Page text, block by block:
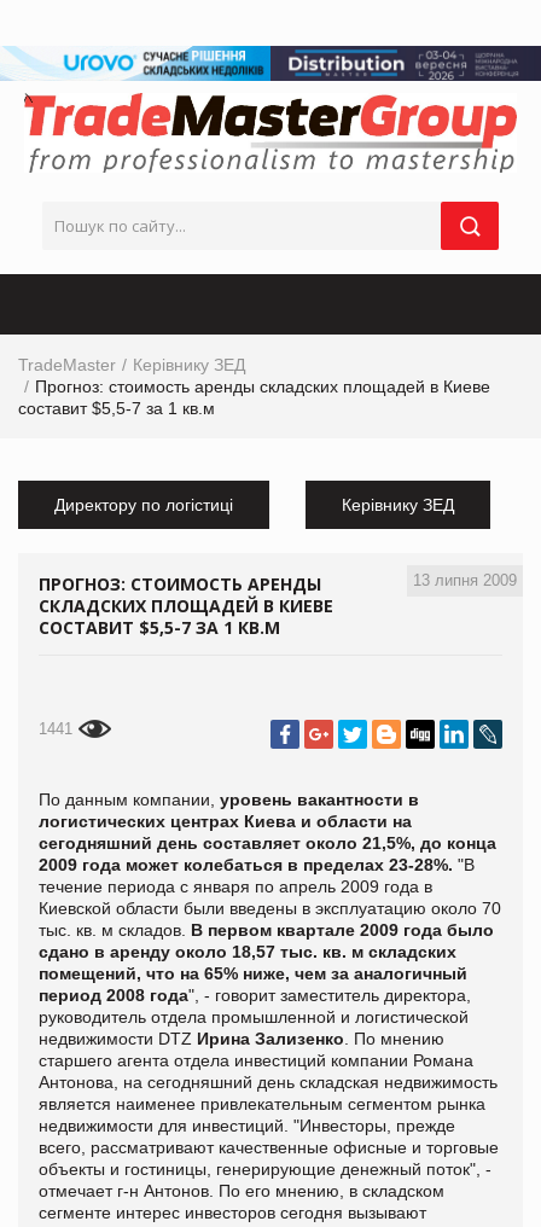
TradeMaster
Керівнику ЗЕД
Прогноз: стоимость аренды складских площадей в Киеве
составит $5,5-7 за 1 кв.м
Директору по логістиці Керівнику ЗЕД
13 липня 2009
ПРОГНОЗ: СТОИМОСТЬ АРЕНДЫ
СКЛАДСКИХ ПЛОЩАДЕЙ В КИЕВЕ
СОСТАВИТ $5,5-7 ЗА 1 КВ.М
1441
По данным компании, уровень вакантности в
логистических центрах Киева и области на
сегодняшний день составляет около 21,5%, до конца
2009 года может колебаться в пределах 23-28%. "В
течение периода с января по апрель 2009 года в
Киевской области были введены в эксплуатацию около 70
тыс. кв. м складов. В первом квартале 2009 года было
сдано в аренду около 18,57 тыс. кв. м складских
помещений, что на 65% ниже, чем за аналогичный
период 2008 года", - говорит заместитель директора,
руководитель отдела промышленной и логистической
недвижимости DTZ Ирина Зализенко . По мнению
старшего агента отдела инвестиций компании Романа
Антонова, на сегодняшний день складская недвижимость
является наименее привлекательным сегментом рынка
недвижимости для инвестиций. "Инвесторы, прежде
всего, рассматривают качественные офисные и торговые
объекты и гостиницы, генерирующие денежный поток", -
отмечает г-н Антонов. По его мнению, в складском
сегменте интерес инвесторов сегодня вызывают